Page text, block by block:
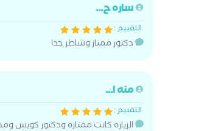
ساره ح...
التقييم :
دكتور ممتاز وشاطر جدا
منه ا...
التقييم :
الزياره كانت ممتازه ودكتور كويس